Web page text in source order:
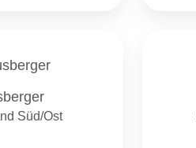
Süd/Ost